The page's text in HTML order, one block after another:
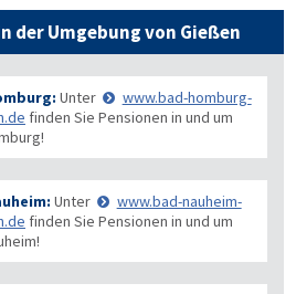
der Umgebung von Gießen
Unter
www.bad-homburg-
finden Sie Pensionen in und um
Unter
www.bad-nauheim-
finden Sie Pensionen in und um